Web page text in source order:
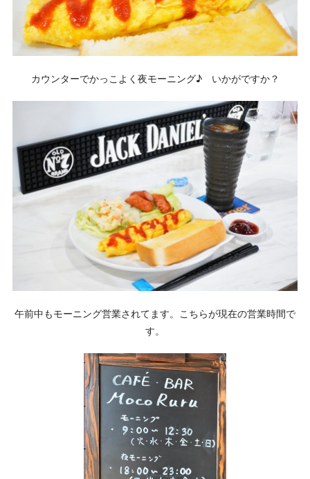
カウンターでかっこよく夜モーニング♪ いかがですか？
午前中もモーニング営業されてます。こちらが現在の営業時間で
す。